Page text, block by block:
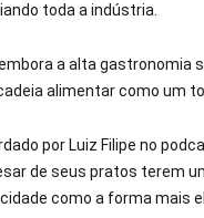
toda a indústria.
a alta
alimentar como um
por Luiz Filipe no
de seus pratos terem
como a forma mais